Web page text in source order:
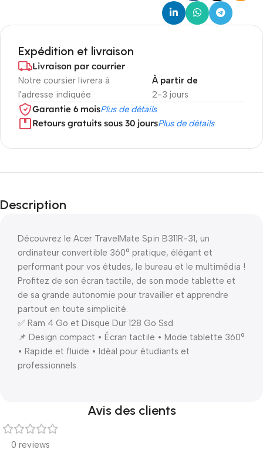
Expédition et livraison
Livraison par courrier
Notre coursier livrera à
l'adresse indiquée
2-3 jours
À partir de
Garantie 6 moisPlus de détails
Retours gratuits sous 30 joursPlus de détails
Description
Découvrez le Acer TravelMate Spin B311R-31, un
ordinateur convertible 360° pratique, élégant et
performant pour vos études, le bureau et le multimédia !
Profitez de son écran tactile, de son mode tablette et
de sa grande autonomie pour travailler et apprendre
partout en toute simplicité.
✅ Ram 4 Go et Disque Dur 128 Go Ssd
📌 Design compact • Écran tactile • Mode tablette 360°
• Rapide et fluide • Idéal pour étudiants et
professionnels
Avis des clients
0 reviews